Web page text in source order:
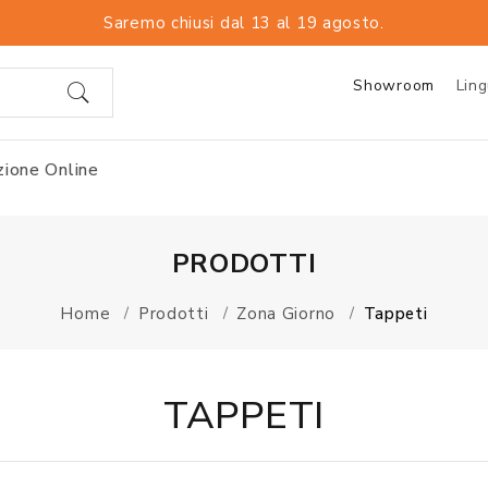
Saremo chiusi dal 13 al 19 agosto.
Showroom
Online
PRODOTTI
Home Prodotti Zona Giorno Tappeti
TAPPETI